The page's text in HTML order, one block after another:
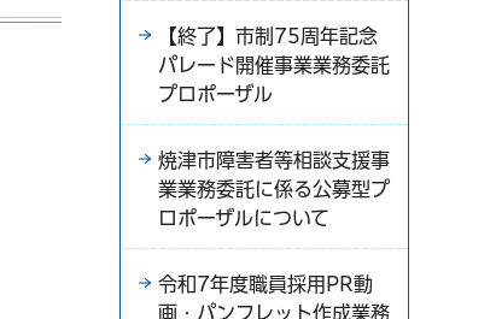
【終了】市制75周年記念
パレード開催事業業務委託
プロポーザル
焼津市障害者等相談支援事
業業務委託に係る公募型プ
ロポーザルについて
令和7年度職員採用PR動
画・パンフレット作成業務